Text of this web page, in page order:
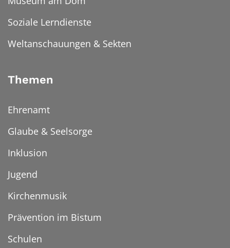
Soziale Lerndienste
Weltanschauungen & Sekten
Themen
Ehrenamt
Glaube & Seelsorge
Inklusion
Jugend
Kirchenmusik
Prävention im Bistum
Schulen